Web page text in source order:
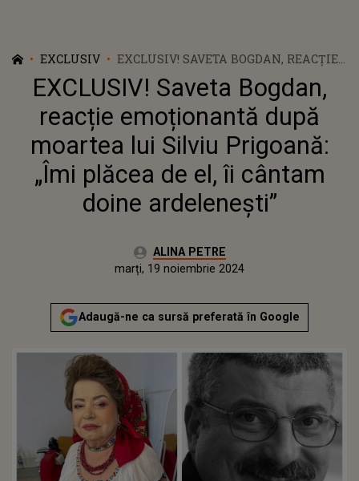
EXCLUSIV
EXCLUSIV! SAVETA BOGDAN, REACȚIE
EMOȚIONANTĂ DUPĂ MOARTEA LUI
SILVIU PRIGOANĂ: „ÎMI PLĂCEA DE EL,
ÎI CÂNTAM DOINE ARDELENEȘTI”
EXCLUSIV! Saveta Bogdan,
reacție emoționantă după
moartea lui Silviu Prigoană:
„Îmi plăcea de el, îi cântam
doine ardelenești”
Autor:ALINA PETRE
miercuri, 13 noiembrie 2024
Actualizat:
marți, 19 noiembrie 2024
Adaugă-ne ca sursă preferată în Google